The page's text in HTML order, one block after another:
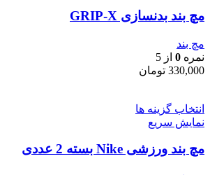
مچ بند بدنسازی GRIP-X
مچ بند
نمره 0 از 5
330,000 تومان
انتخاب گزینه ها
نمایش سریع
مچ بند ورزشی Nike بسته 2 عددی